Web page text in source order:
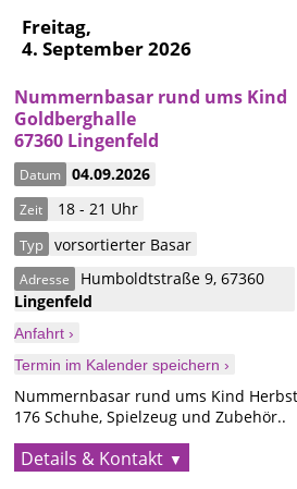
Freitag,
4. September 2026
Nummernbasar rund ums Kind
Goldberghalle
67360 Lingenfeld
Datum 04.09.2026
Zeit 18 - 21 Uhr
Typ vorsortierter Basar
Adresse Humboldtstraße 9,67360
Lingenfeld
Anfahrt ›
Termin im Kalender speichern ›
Nummernbasar rund ums Kind
176 Schuhe, Spielzeug und Zubehör..
Details & Kontakt